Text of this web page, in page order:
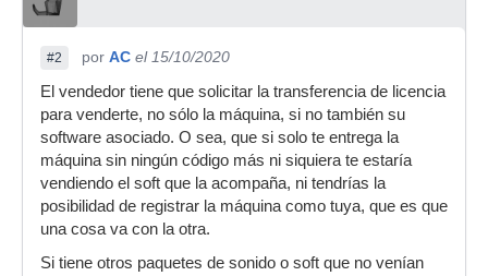
#2 por AC el 15/10/2020
El vendedor tiene que solicitar la transferencia de licencia
para venderte, no sólo la máquina, si no también su
software asociado. O sea, que si solo te entrega la
máquina sin ningún código más ni siquiera te estaría
vendiendo el soft que la acompaña, ni tendrías la
posibilidad de registrar la máquina como tuya, que es que
una cosa va con la otra.
Si tiene otros paquetes de sonido o soft que no venían